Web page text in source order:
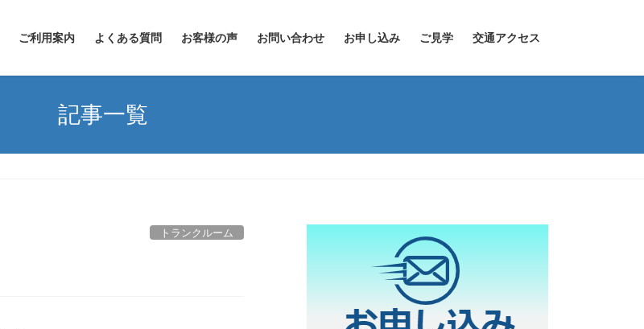
ご利用案内 よくある質問 お客様の声 お問い合わせ お申し込み ご見学 交通アクセス
記事一覧
トランクルーム